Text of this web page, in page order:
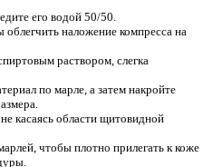
его водой 50/50.
наложение компресса на
раствором, слегка
по марле, а затем накройте
касаясь области щитовидной
чтобы плотно прилегать к коже